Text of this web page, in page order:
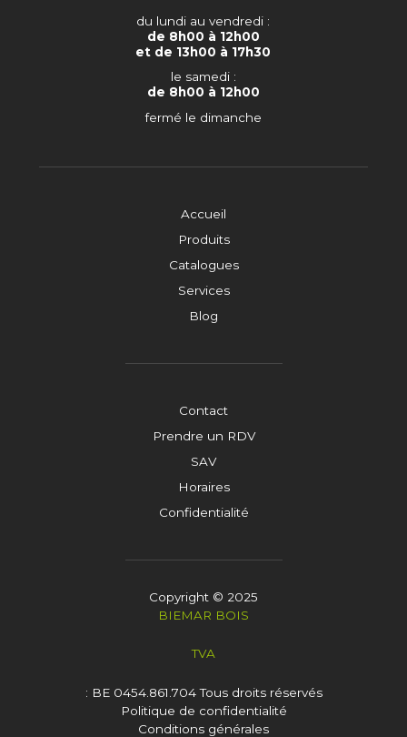
Accueil
Produits
Catalogues
Services
Blog
Contact
Prendre un RDV
SAV
Horaires
Confidentialité
du lundi au vendredi :
de 8h00 à 12h00
et de 13h00 à 17h30
le samedi :
de 8h00 à 12h00
fermé le dimanche
Copyright © 2025
BIEMAR BOIS
TVA
: BE 0454.861.704Tous droits réservés
Politique de confidentialité
Conditions générales